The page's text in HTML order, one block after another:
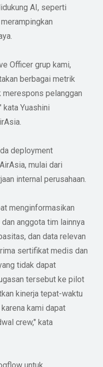
AI, seperti
Officer grup kami,
berbagai metrik
merespons pelanggan
Yuashini
deployment
mulai dari
internal perusahaan.
menginformasikan
anggota tim lainnya
dan data relevan
sertifikat medis dan
tidak dapat
tersebut ke pilot
kinerja tepat-waktu
kami dapat
crew," kata
untuk